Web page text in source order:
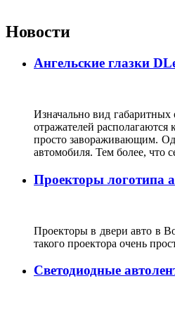
Новости
Ангельские глазки
Изначально вид габаритных
отражателей
просто завораживающим.
автомобиля. Тем более, что
Проекторы логотипа
Проекторы в двери авто в
такого проектора очень
Светодиодные